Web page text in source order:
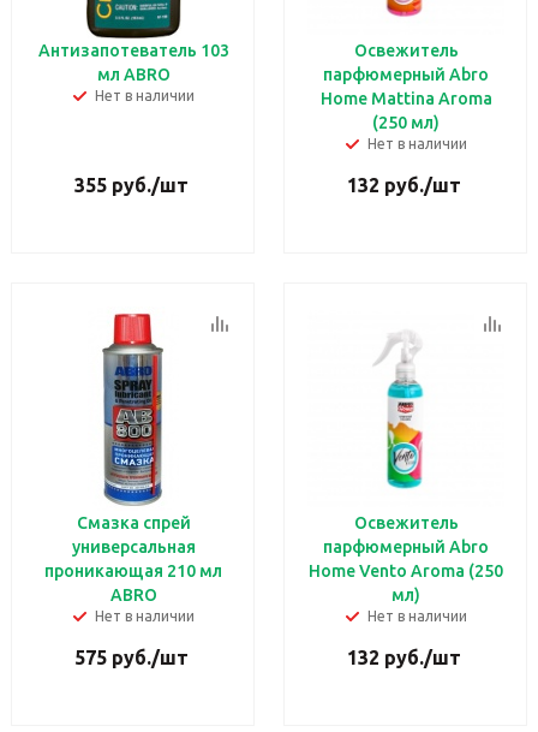
Антизапотеватель 103
мл ABRO
Нет в наличии
355руб./шт
Освежитель
парфюмерный Abro
Home Mattina Aroma
(250 мл)
Нет в наличии
132 руб./шт
Смазка спрей
универсальная
проникающая 210 мл
ABRO
Нет в наличии
575руб./шт
Освежитель
парфюмерный Abro
Home Vento Aroma (250
мл)
Нет в наличии
132 руб./шт